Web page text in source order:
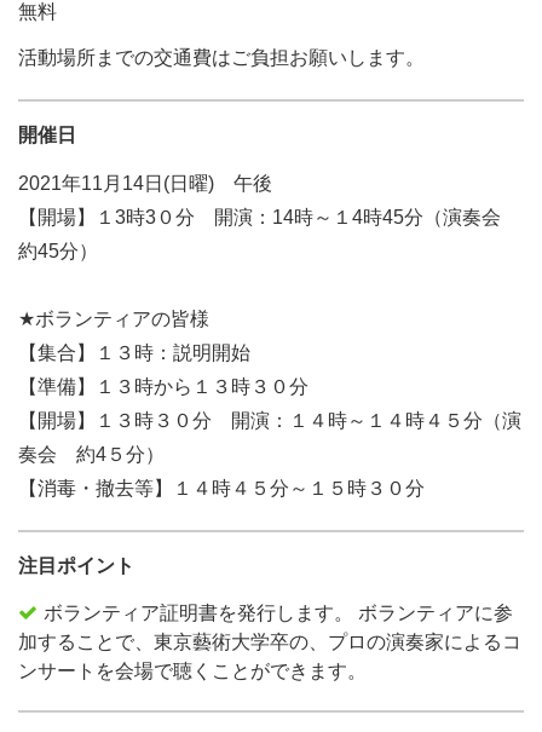
無料
活動場所までの交通費はご負担お願いします。
開催日
2021年11月14日(日曜) 午後
【開場】１3時3０分 開演：14時～１4時45分（演奏会
約45分）
★ボランティアの皆様
【集合】１３時：説明開始
【準備】１３時から１３時３０分
【開場】１３時３０分 開演：１４時～１４時４５分（演
奏会 約4５分）
【消毒・撤去等】１４時４５分～１５時３０分
注目ポイント
ボランティア証明書を発行します。 ボランティアに参
加することで、東京藝術大学卒の、プロの演奏家によるコ
ンサートを会場で聴くことができます。